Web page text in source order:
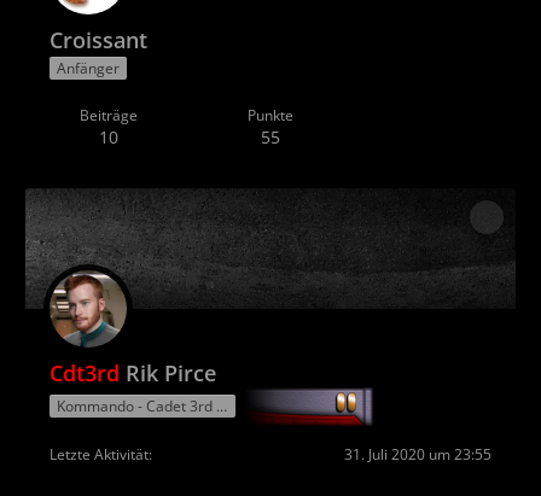
Croissant
Anfänger
Beiträge
10
Punkte
55
Cdt3rd Rik Pirce
Kommando - Cadet 3rd grade
Letzte Aktivität 31. Juli 2020 um 23:55